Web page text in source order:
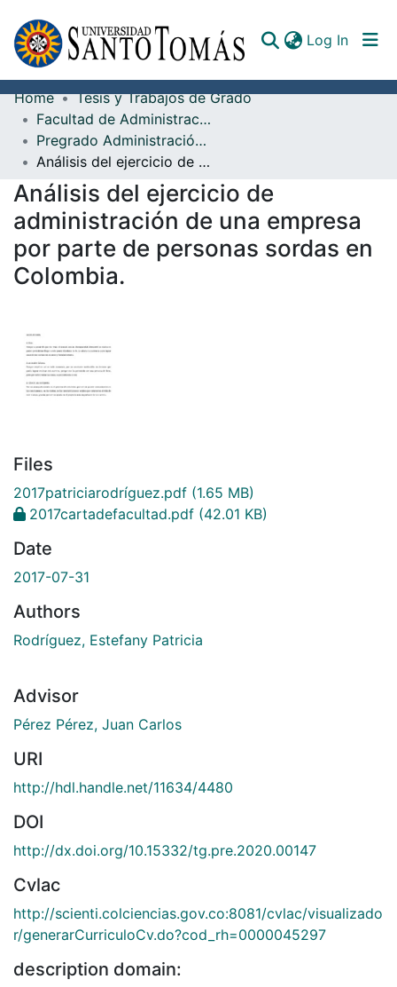
Log In
Communities & Collections
All of DSpace
Documents
Home
Tesis y Trabajos de Grado
Facultad de Administración de Empresas
Pregrado Administración de Empresas
Análisis del ejercicio de administración de una empresa por parte de personas sordas en Colombia.
Análisis del ejercicio de
administración de una empresa
por parte de personas sordas en
Colombia.
Files
2017patriciarodríguez.pdf (1.65 MB)
2017cartadefacultad.pdf (42.01 KB)
Date
2017-07-31
Authors
Rodríguez, Estefany Patricia
Advisor
Pérez Pérez, Juan Carlos
URI
http://hdl.handle.net/11634/4480
DOI
http://dx.doi.org/10.15332/tg.pre.2020.00147
Cvlac
http://scienti.colciencias.gov.co:8081/cvlac/visualizado
r/generarCurriculoCv.do?cod_rh=0000045297
description domain: